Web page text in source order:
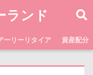
ランド
ーリーリタイア 資産配分